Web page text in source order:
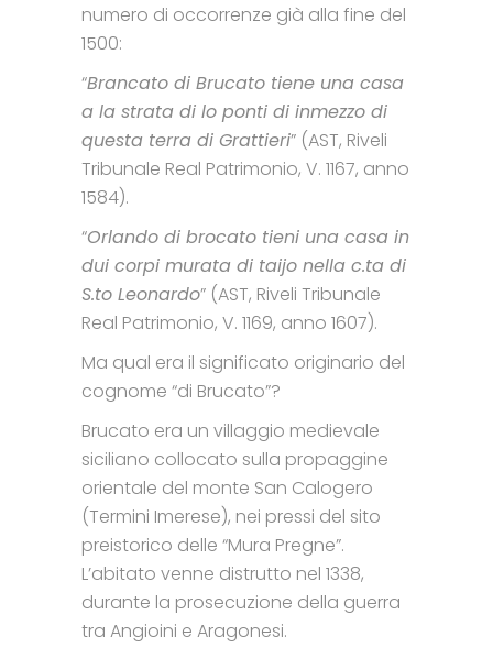
numero di occorrenze già alla fine del
1500:
“Brancato di Brucato tiene una casa
a la strata di lo ponti di inmezzo di
questa terra di Grattieri” (AST, Riveli
Tribunale Real Patrimonio, V. 1167, anno
1584).
“Orlando di brocato tieni una casa in
dui corpi murata di taijo nella c.ta di
S.to Leonardo” (AST, Riveli Tribunale
Real Patrimonio, V. 1169, anno 1607).
Ma qual era il significato originario del
cognome “di Brucato”?
Brucato era un villaggio medievale
siciliano collocato sulla propaggine
orientale del monte San Calogero
(Termini Imerese), nei pressi del sito
preistorico delle “Mura Pregne”.
L’abitato venne distrutto nel 1338,
durante la prosecuzione della guerra
tra Angioini e Aragonesi.